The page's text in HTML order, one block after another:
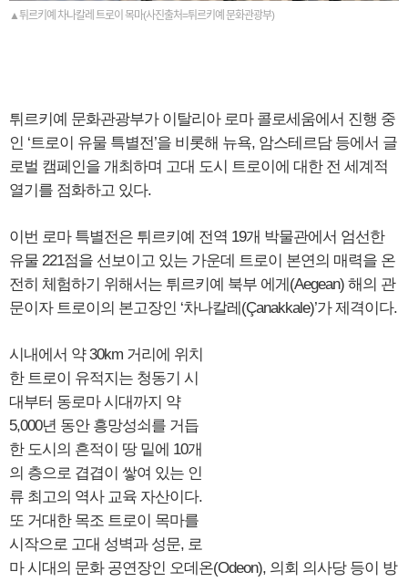
▲튀르키예 차나칼레 트로이 목마(사진출처=튀르키예 문화관광부)
튀르키예 문화관광부가 이탈리아 로마 콜로세움에서 진행 중
인 ‘트로이 유물 특별전’을 비롯해 뉴욕, 암스테르담 등에서 글
로벌 캠페인을 개최하며 고대 도시 트로이에 대한 전 세계적
열기를 점화하고 있다.
이번 로마 특별전은 튀르키예 전역 19개 박물관에서 엄선한
유물 221점을 선보이고 있는 가운데 트로이 본연의 매력을 온
전히 체험하기 위해서는 튀르키예 북부 에게(Aegean) 해의 관
문이자 트로이의 본고장인 ‘차나칼레(Çanakkale)’가 제격이다.
시내에서 약 30km 거리에 위치
한 트로이 유적지는 청동기 시
대부터 동로마 시대까지 약
5,000년 동안 흥망성쇠를 거듭
한 도시의 흔적이 땅 밑에 10개
의 층으로 겹겹이 쌓여 있는 인
류 최고의 역사 교육 자산이다.
또 거대한 목조 트로이 목마를
시작으로 고대 성벽과 성문, 로
마 시대의 문화 공연장인 오데온(Odeon), 의회 의사당 등이 방